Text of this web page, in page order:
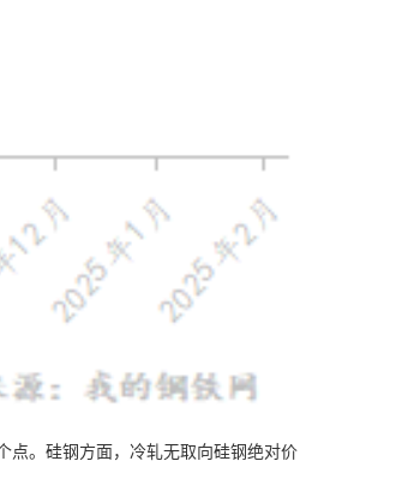
点。硅钢方面，冷轧无取向硅钢绝对价